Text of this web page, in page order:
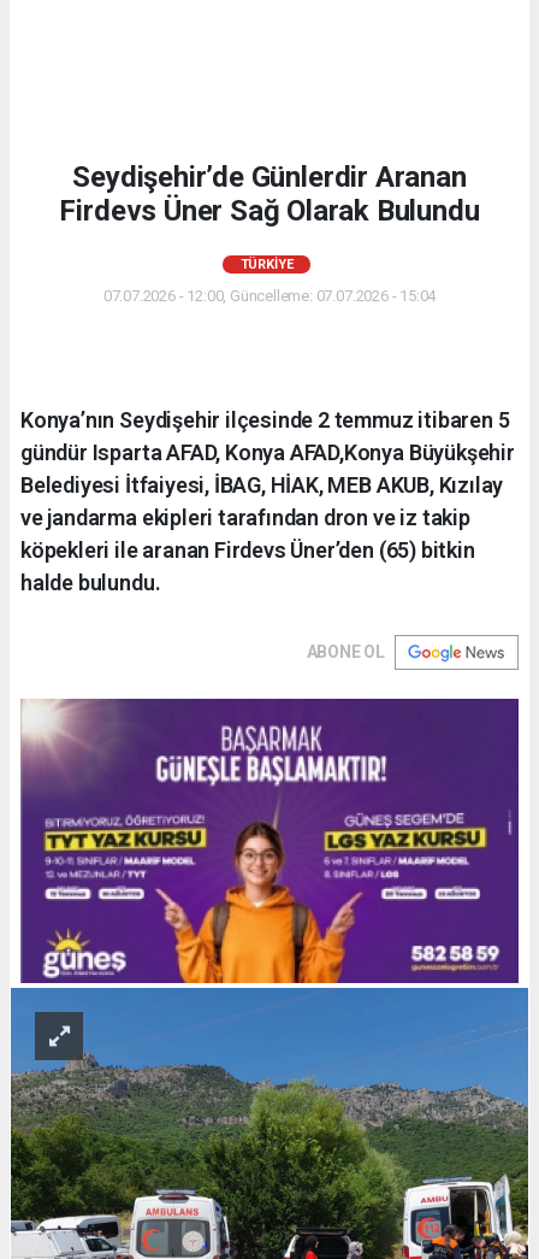
Seydişehir’de Günlerdir Aranan
Firdevs Üner Sağ Olarak Bulundu
TÜRKIYE
07.07.2026 - 12:00, Güncelleme: 07.07.2026 - 15:04
Konya’nın Seydişehir ilçesinde 2 temmuz itibaren 5
gündür Isparta AFAD, Konya AFAD,Konya Büyükşehir
Belediyesi İtfaiyesi, İBAG, HİAK, MEB AKUB, Kızılay
ve jandarma ekipleri tarafından dron ve iz takip
köpekleri ile aranan Firdevs Üner’den (65) bitkin
halde bulundu.
ABONE OL